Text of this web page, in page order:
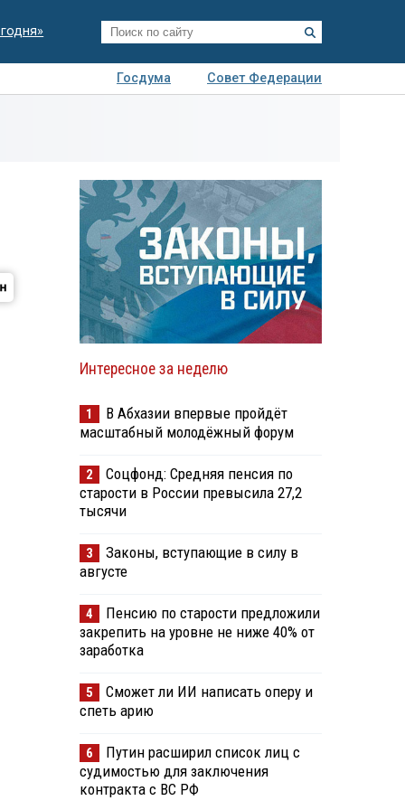
Госдума
Совет Федерации
Интересное за неделю
1
В Абхазии впервые пройдёт
масштабный молодёжный форум
2
Соцфонд: Средняя пенсия по
старости в России превысила 27,2
тысячи
3
Законы, вступающие в силу в
августе
4
Пенсию по старости предложили
закрепить на уровне не ниже 40% от
заработка
5
Сможет ли ИИ написать оперу и
спеть арию
6
Путин расширил список лиц с
судимостью для заключения
контракта с ВС РФ